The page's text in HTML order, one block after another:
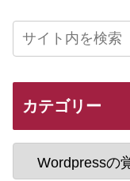
カテゴリー